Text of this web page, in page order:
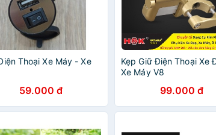
Thoại Xe Máy - Xe
59.000 đ
Kẹp Giữ Điện Thoại Xe
Xe Máy V8
99.000 đ